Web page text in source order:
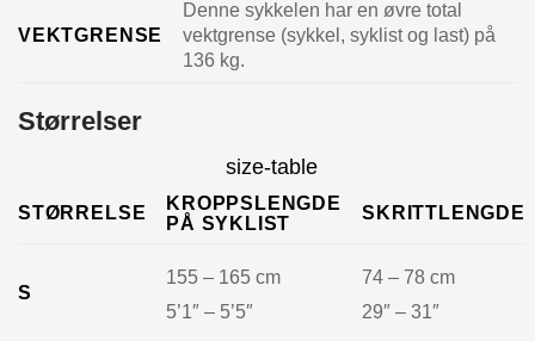
VEKTGRENSE
Denne sykkelen har en øvre total
vektgrense (sykkel, syklist og last) på
136 kg.
Størrelser
size-table
STØRRELSE
KROPPSLENGDE
PÅ SYKLIST
SKRITTLENGDE
S
155 – 165 cm
5’1″ – 5’5″
74 – 78 cm
29″ – 31″